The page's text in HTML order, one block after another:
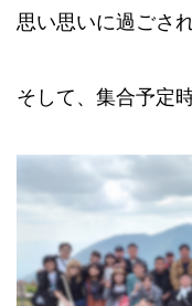
思い思いに過ごさ
そして、集合予定